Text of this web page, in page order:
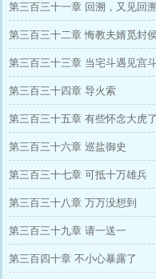
第三百三十一章 回溯，又见回溯
第三百三十二章 悔教夫婿觅封
第三百三十三章 当宅斗遇见宫
第三百三十四章 导火索
第三百三十五章 有些怀念大虎了
第三百三十六章 巡盐御史
第三百三十七章 可抵十万雄兵
第三百三十八章 万万没想到
第三百三十九章 请一送一
第三百四十章 不小心暴露了